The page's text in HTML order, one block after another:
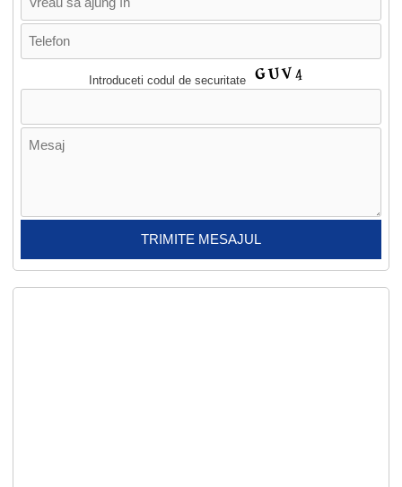
Introduceti codul de securitate